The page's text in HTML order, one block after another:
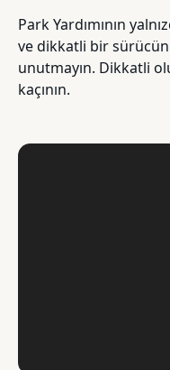
Park Yardımının
ve dikkatli bir
unutmayın. Dikkatli
kaçının.